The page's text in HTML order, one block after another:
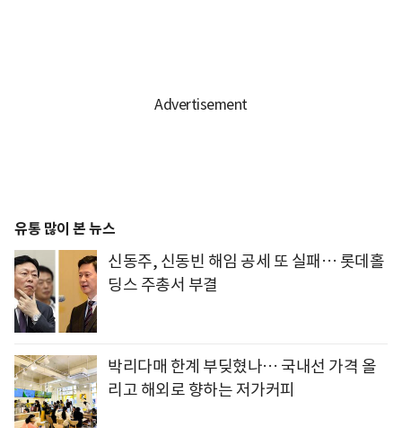
유통 많이 본 뉴스
신동주, 신동빈 해임 공세 또 실패… 롯데홀
딩스 주총서 부결
박리다매 한계 부딪혔나… 국내선 가격 올
리고 해외로 향하는 저가커피